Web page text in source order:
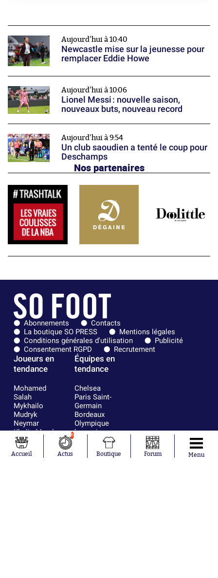
Aujourd'hui à 10:40
Newcastle mise sur la jeunesse pour
remplacer Eddie Howe
Aujourd'hui à 10:06
Lionel Messi : nouvelle saison,
nouveaux buts, nouveau record
Aujourd'hui à 9:54
Un club saoudien a tenté le coup pour
Deschamps
Nos partenaires
Abonnements
Contacts
La boutique SO PRESS
Mentions légales
Conditions générales d'utilisation
Publicité
Consentement RGPD
Recrutement
Joueurs en
tendance
Mohamed
Salah
Mykhailo
Mudryk
Neymar
Khalis Merah
Loïs Openda
Moussa
Niakhaté
Équipes en
tendance
Chelsea
Paris Saint-
Germain
Bordeaux
Olympique
lyonnais
Real Madrid
RC Strasbourg
Accueil
6
Actus Boutique Forum Menu